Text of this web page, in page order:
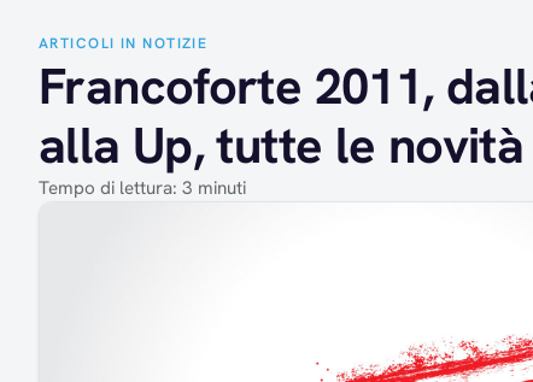
ARTICOLI IN NOTIZIE
Francoforte 2011,
alla Up, tutte le
Tempo di lettura: 3 minuti